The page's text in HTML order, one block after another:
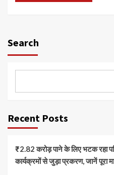
Search
Recent Posts
₹2.82 करोड़ पाने के लिए भटक रहा
कार्यक्रमों से जुड़ा प्रकरण, जानें पूरा